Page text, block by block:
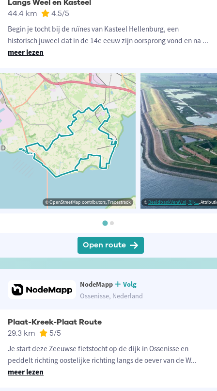
Langs Weel en Kasteel
44.4 km 4.5/5
Begin je tocht bij de ruïnes van Kasteel Hellenburg, een
historisch juweel dat in de 14e eeuw zijn oorsprong vond en na ...
meer lezen
© OpenStreetMap contributors, Tracestrack © BeeldbankVenW.nl, Rijk...,
Open route
NodeMapp
Volg
Ossenisse, Nederland
Plaat-Kreek-Plaat Route
29.3 km 5/5
Je start deze Zeeuwse fietstocht op de dijk in Ossenisse en
peddelt richting oostelijke richting langs de oever van de W...
meer lezen